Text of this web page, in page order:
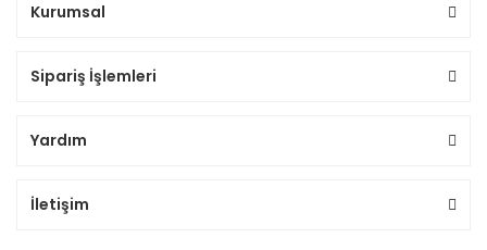
Kurumsal
Sipariş İşlemleri
Yardım
İletişim